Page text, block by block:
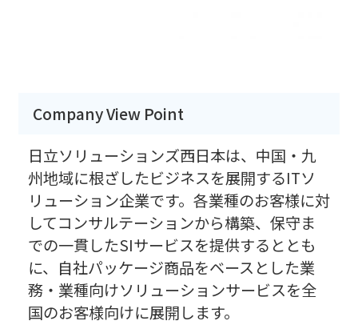
Company View Point
日立ソリューションズ西日本は、中国・九
州地域に根ざしたビジネスを展開するITソ
リューション企業です。各業種のお客様に対
してコンサルテーションから構築、保守ま
での一貫したSIサービスを提供するととも
に、自社パッケージ商品をベースとした業
務・業種向けソリューションサービスを全
国のお客様向けに展開します。